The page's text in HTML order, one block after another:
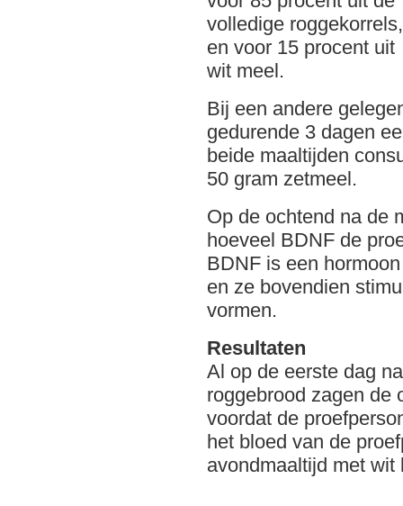
volledige roggekorrels,
en voor 15 procent uit
wit meel.
Bij een andere
gedurende 3 dagen
beide maaltijden
50 gram zetmeel.
Op de ochtend na de
hoeveel BDNF de
BDNF is een
en ze bovendien
vormen.
Resultaten
Al op de eerste dag
roggebrood zagen de
voordat de
het bloed van de
avondmaaltijd met wit